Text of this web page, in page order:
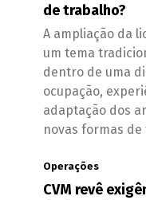
de trabalho?
A ampliação da
um tema
dentro de uma
ocupação,
adaptação dos
novas formas
Operações
CVM revê